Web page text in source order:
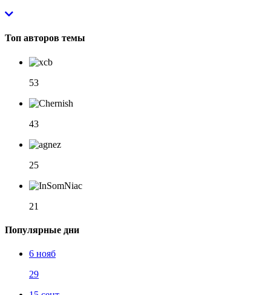
Топ авторов темы
53
43
25
21
Популярные дни
6 нояб
29